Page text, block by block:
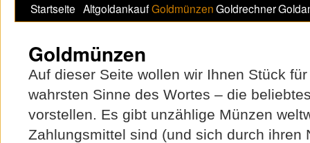
Startseite AltgoldankaufGoldmünzenGoldrechner
Goldmünzen
Auf dieser Seite wollen wir Ihnen Stück
wahrsten Sinne des Wortes – die
vorstellen. Es gibt unzählige Münzen
Zahlungsmittel sind (und sich durch ihren